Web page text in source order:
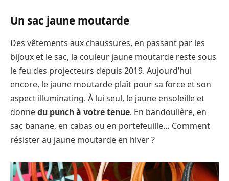
Un sac jaune moutarde
Des vêtements aux chaussures, en passant par les
bijoux et le sac, la couleur jaune moutarde reste sous
le feu des projecteurs depuis 2019. Aujourd’hui
encore, le jaune moutarde plaît pour sa force et son
aspect illuminating. À lui seul, le jaune ensoleille et
donnedu punch à votre tenue. En bandoulière, en
sac banane, en cabas ou en portefeuille… Comment
résister au jaune moutarde en hiver ?